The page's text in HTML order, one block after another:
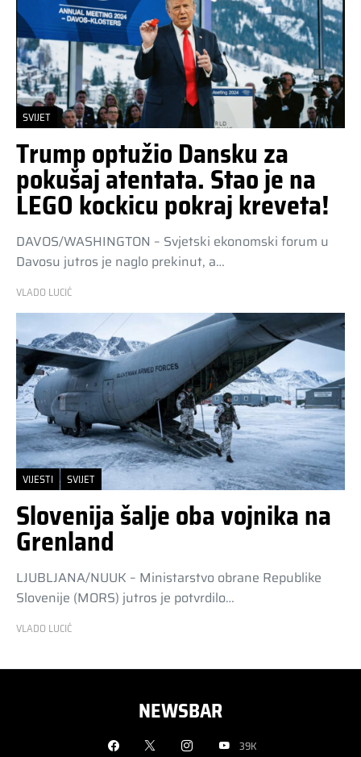
SVIJET
Trump optužio Dansku za
pokušaj atentata. Stao je na
LEGO kockicu pokraj kreveta!
DAVOS/WASHINGTON – Svjetski ekonomski forum u
Davosu jutros je naglo prekinut, a…
VLADO LUCIĆ
VIJESTI SVIJET
Slovenija šalje oba vojnika na
Grenland
LJUBLJANA/NUUK – Ministarstvo obrane Republike
Slovenije (MORS) jutros je potvrdilo…
VLADO LUCIĆ
NEWSBAR
39K